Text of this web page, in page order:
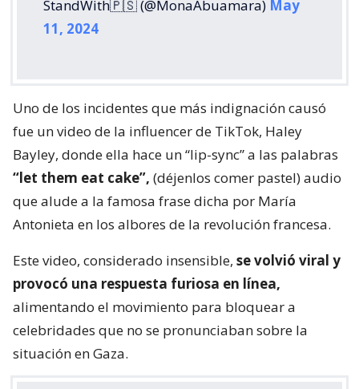
StandWith🇵🇸 (@MonaAbuamara) May
11, 2024
Uno de los incidentes que más indignación causó
fue un video de la influencer de TikTok, Haley
Bayley, donde ella hace un “lip-sync” a las palabras
“let them eat cake”, (déjenlos comer pastel) audio
que alude a la famosa frase dicha por María
Antonieta en los albores de la revolución francesa.
Este video, considerado insensible, se volvió viral y
provocó una respuesta furiosa en línea,
alimentando el movimiento para bloquear a
celebridades que no se pronunciaban sobre la
situación en Gaza.